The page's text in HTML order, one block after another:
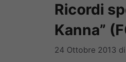
Ricordi
Kanna”
24 Ottobre 2013 di